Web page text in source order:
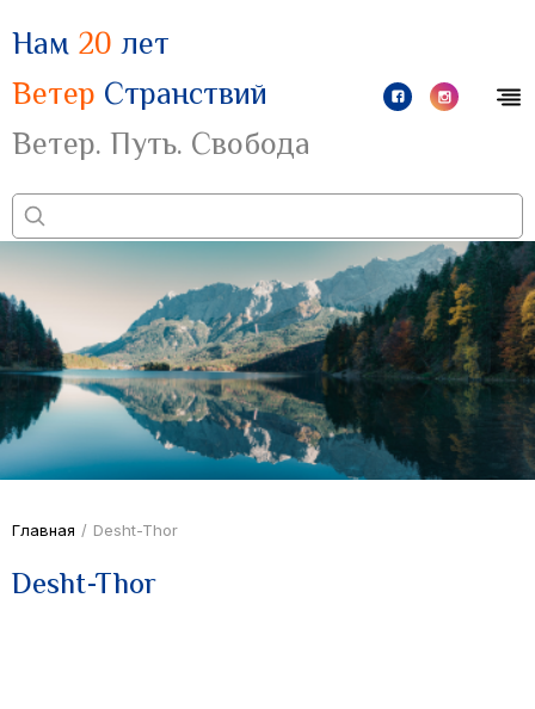
Нам 20 лет
Ветер Странствий
Ветер. Путь. Свобода
Главная / Desht-Thor
Desht-Thor